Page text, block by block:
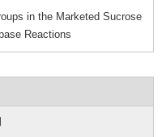
in the Marketed Sucrose
Reactions